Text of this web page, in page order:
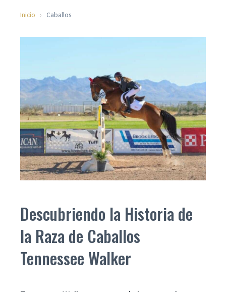
Inicio › Caballos
Descubriendo la Historia de
la Raza de Caballos
Tennessee Walker